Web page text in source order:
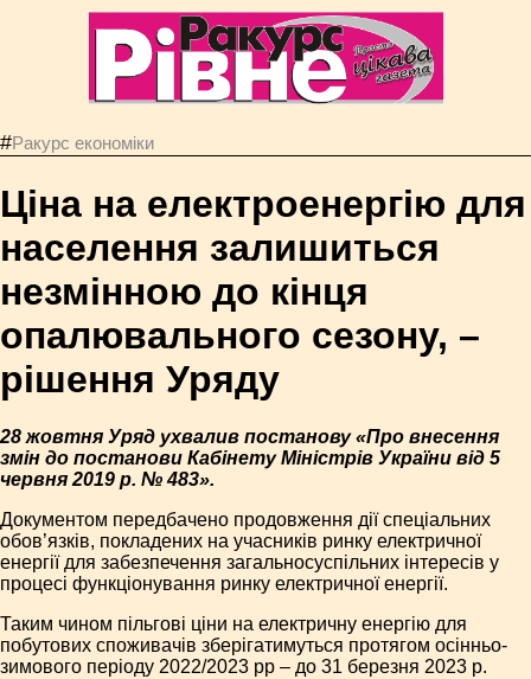
#Ракурс економiки
Ціна на електроенергію для
населення залишиться
незмінною до кінця
опалювального сезону, –
рішення Уряду
28 жовтня Уряд ухвалив постанову «Про внесення
змін до постанови Кабінету Міністрів України від 5
червня 2019 р. № 483».
Документом передбачено продовження дії спеціальних
обов’язків, покладених на учасників ринку електричної
енергії для забезпечення загальносуспільних інтересів у
процесі функціонування ринку електричної енергії.
Таким чином пільгові ціни на електричну енергію для
побутових споживачів зберігатимуться протягом осінньо-
зимового періоду 2022/2023 рр – до 31 березня 2023 р.